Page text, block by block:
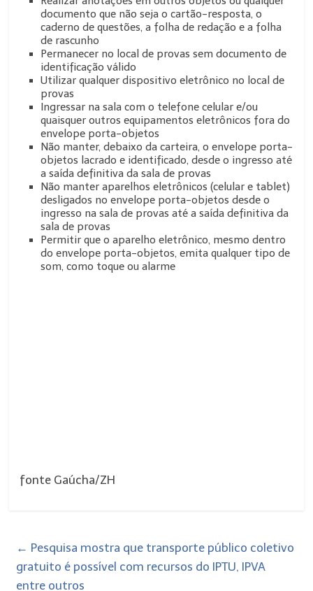
documento que não seja o cartão-resposta, o
caderno de questões, a folha de redação e a folha
de rascunho
Permanecer no local de provas sem documento de
identificação válido
Utilizar qualquer dispositivo eletrônico no local de
provas
Ingressar na sala com o telefone celular e/ou
quaisquer outros equipamentos eletrônicos fora do
envelope porta-objetos
Não manter, debaixo da carteira, o envelope porta-
objetos lacrado e identificado, desde o ingresso até
a saída definitiva da sala de provas
Não manter aparelhos eletrônicos (celular e tablet)
desligados no envelope porta-objetos desde o
ingresso na sala de provas até a saída definitiva da
sala de provas
Permitir que o aparelho eletrônico, mesmo dentro
do envelope porta-objetos, emita qualquer tipo de
som, como toque ou alarme
fonte Gaúcha/ZH
← Pesquisa mostra que transporte público coletivo
gratuito é possível com recursos do IPTU, IPVA
entre outros